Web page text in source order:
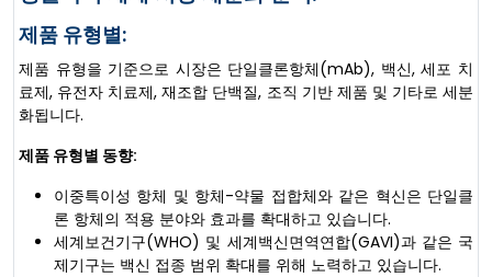
제품 유형별:
제품 유형을 기준으로 시장은 단일클론항체(mAb), 백신, 세포 치
료제, 유전자 치료제, 재조합 단백질, 조직 기반 제품 및 기타로 세분
화됩니다.
제품 유형별 동향:
이중특이성 항체 및 항체-약물 접합체와 같은 혁신은 단일클
론 항체의 적용 분야와 효과를 확대하고 있습니다.
세계보건기구(WHO) 및 세계백신면역연합(GAVI)과 같은 국
제기구는 백신 접종 범위 확대를 위해 노력하고 있습니다.